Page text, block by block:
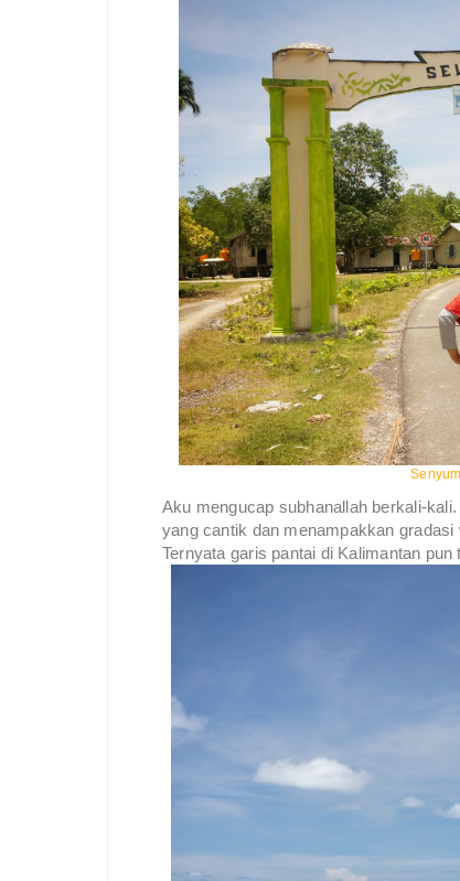
Aku mengucap subhanallah berkali-
yang cantik dan menampakkan
Ternyata garis pantai di Kalimantan